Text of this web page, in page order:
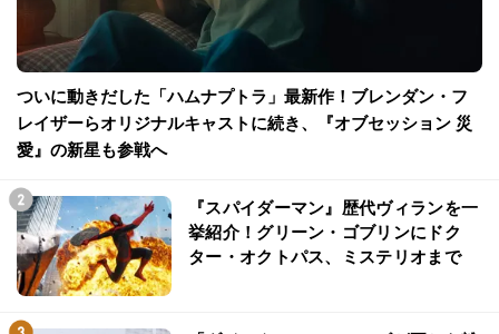
ついに動きだした「ハムナプトラ」最新作！ブレンダン・フ
レイザーらオリジナルキャストに続き、『オブセッション 災
愛』の新星も参戦へ
『スパイダーマン』歴代ヴィランを一
挙紹介！グリーン・ゴブリンにドク
ター・オクトパス、ミステリオまで